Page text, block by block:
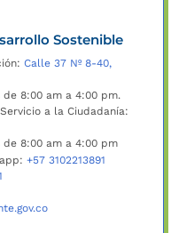
Sostenible
Calle 37 Nº 8-40,
8:00 am a 4:00 pm.
a la Ciudadanía:
de 8:00 am a 4:00 pm
+57 3102213891